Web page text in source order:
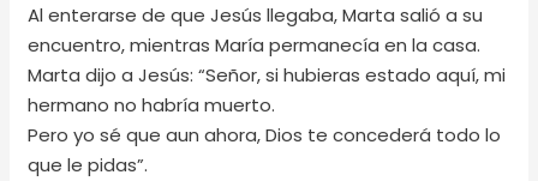
Al enterarse de que Jesús llegaba, Marta salió a su
encuentro, mientras María permanecía en la casa.
Marta dijo a Jesús: “Señor, si hubieras estado aquí, mi
hermano no habría muerto.
Pero yo sé que aun ahora, Dios te concederá todo lo
que le pidas”.